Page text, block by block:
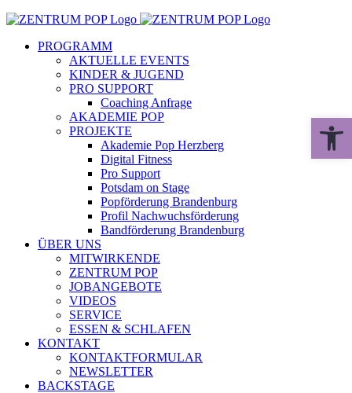
Zum
springenPROGRAMM
AKTUELLE EVENTS
KINDER & JUGEND
PRO SUPPORT
Coaching Anfrage
AKADEMIE POP
PROJEKTE
Akademie Pop Herzberg
Digital Fitness
Pro Support
Potsdam on Stage
Popförderung Brandenburg
Profil Nachwuchsförderung
Bandförderung Brandenburg
ÜBER UNS
MITWIRKENDE
ZENTRUM POP
JOBANGEBOTE
VIDEOS
SERVICE
ESSEN & SCHLAFEN
KONTAKT
KONTAKTFORMULAR
NEWSLETTER
BACKSTAGE